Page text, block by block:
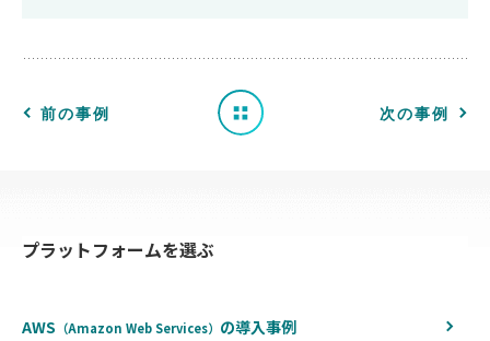
前の事例
例
一 次の事例
プラットフォームを選ぶ
AWS （Amazon Web Services） の導入事例